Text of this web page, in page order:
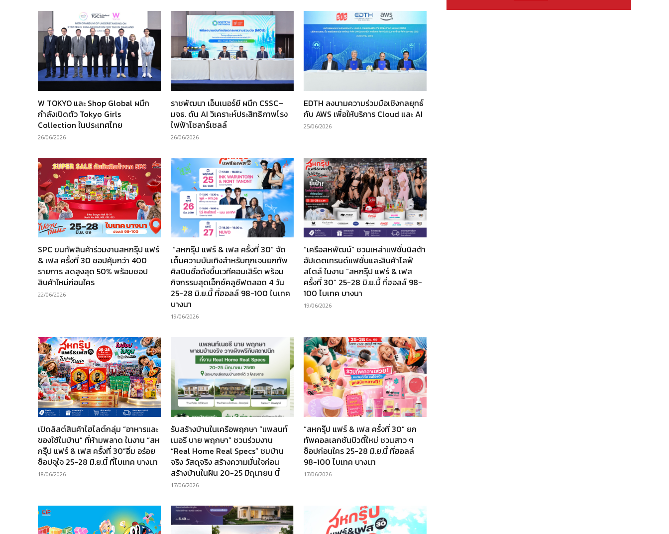
W TOKYO และ Shop Global ผนึก
กำลังเปิดตัว Tokyo Girls
Collection ในประเทศไทย
26/06/2026
ราชพัฒนา เอ็นเนอร์ยี ผนึก CSSC–
มจธ. ดัน AI วิเคราะห์ประสิทธิภาพโรง
ไฟฟ้าโซลาร์เซลล์
26/06/2026
EDTH ลงนามความร่วมมือเชิงกลยุทธ์
กับ AWS เพื่อให้บริการ Cloud และ AI
25/06/2026
SPC ขนทัพสินค้าร่วมงานสหกรุ๊ป แฟร์
& เฟส ครั้งที่ 30 ชอปคุ้มกว่า 400
รายการ ลดสูงสุด 50% พร้อมชอป
สินค้าใหม่ก่อนใคร
22/06/2026
“สหกรุ๊ป แฟร์ & เฟส ครั้งที่ 30” จัด
เต็มความบันเทิงสำหรับทุกเจนยกทัพ
ศิลปินชื่อดังขึ้นเวทีคอนเสิร์ต พร้อม
กิจกรรมสุดเอ็กซ์คลูซีฟตลอด 4 วัน
25-28 มิ.ย.นี้ ที่ฮอลล์ 98-100 ไบเทค
บางนา
19/06/2026
“เครือสหพัฒน์” ชวนเหล่าแฟชั่นนิสต้า
อัปเดตเทรนด์แฟชั่นและสินค้าไลฟ์
สไตล์ ในงาน “สหกรุ๊ป แฟร์ & เฟส
ครั้งที่ 30” 25-28 มิ.ย.นี้ ที่ฮอลล์ 98-
100 ไบเทค บางนา
19/06/2026
เปิดลิสต์สินค้าไฮไลต์กลุ่ม “อาหารและ
ของใช้ในบ้าน” ที่ห้ามพลาด ในงาน “สห
กรุ๊ป แฟร์ & เฟส ครั้งที่ 30”อิ่ม อร่อย
ช็อปจุใจ 25-28 มิ.ย.นี้ ที่ไบเทค บางนา
18/06/2026
รับสร้างบ้านในเครือพฤกษา “แพลนท์
เนอรี บาย พฤกษา” ชวนร่วมงาน
“Real Home Real Specs” ชมบ้าน
จริง วัสดุจริง สร้างความมั่นใจก่อน
สร้างบ้านในฝัน 20-25 มิถุนายน นี้
17/06/2026
“สหกรุ๊ป แฟร์ & เฟส ครั้งที่ 30” ยก
ทัพคอลเลกชันบิวตี้ใหม่ ชวนสาว ๆ
ช็อปก่อนใคร 25-28 มิ.ย.นี้ ที่ฮอลล์
98-100 ไบเทค บางนา
17/06/2026